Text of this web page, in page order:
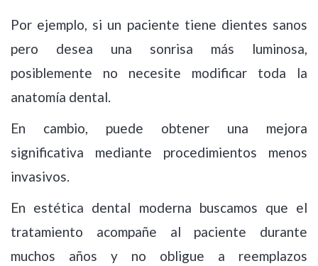
Por ejemplo, si un paciente tiene dientes sanos
pero desea una sonrisa más luminosa,
posiblemente no necesite modificar toda la
anatomía dental.
En cambio, puede obtener una mejora
significativa mediante procedimientos menos
invasivos.
En estética dental moderna buscamos que el
tratamiento acompañe al paciente durante
muchos años y no obligue a reemplazos